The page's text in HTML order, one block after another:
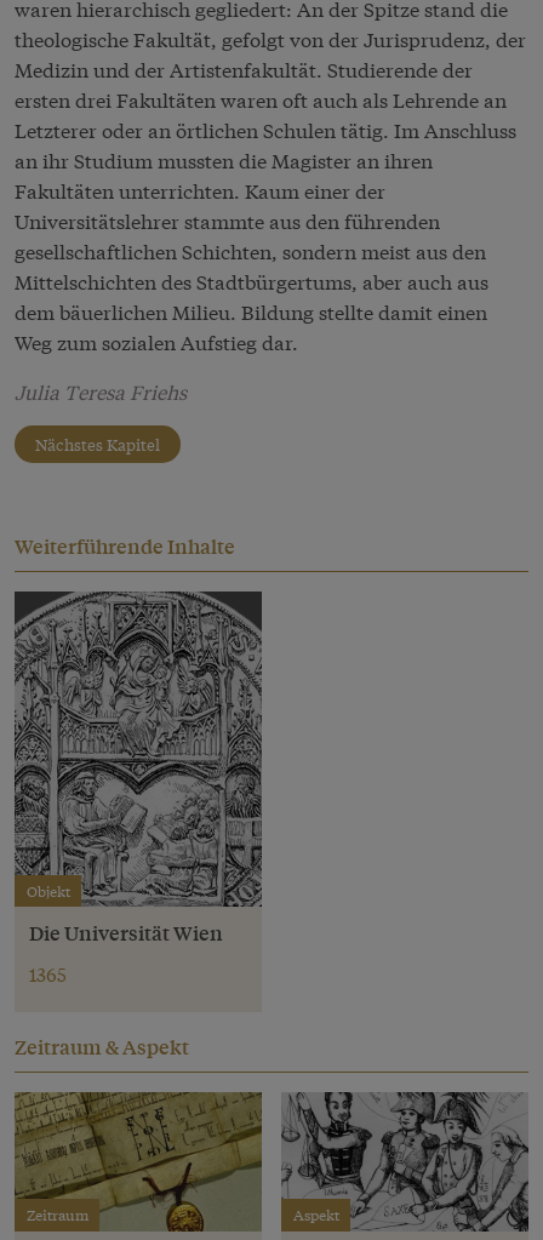
waren hierarchisch gegliedert: An der Spitze stand die
theologische Fakultät, gefolgt von der Jurisprudenz, der
Medizin und der Artistenfakultät. Studierende der
ersten drei Fakultäten waren oft auch als Lehrende an
Letzterer oder an örtlichen Schulen tätig. Im Anschluss
an ihr Studium mussten die Magister an ihren
Fakultäten unterrichten. Kaum einer der
Universitätslehrer stammte aus den führenden
gesellschaftlichen Schichten, sondern meist aus den
Mittelschichten des Stadtbürgertums, aber auch aus
dem bäuerlichen Milieu. Bildung stellte damit einen
Weg zum sozialen Aufstieg dar.
Julia Teresa Friehs
Nächstes Kapitel
Weiterführende Inhalte
Objekt
Die Universität Wien
1365
Zeitraum & Aspekt
Zeitraum Aspekt